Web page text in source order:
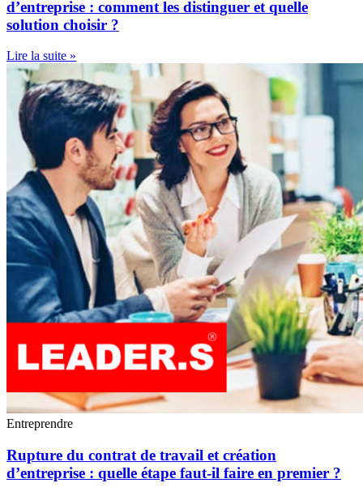
d’entreprise : comment les distinguer et quelle
solution choisir ?
Lire la suite »
Entreprendre
Rupture du contrat de travail et création
d’entreprise : quelle étape faut-il faire en premier ?